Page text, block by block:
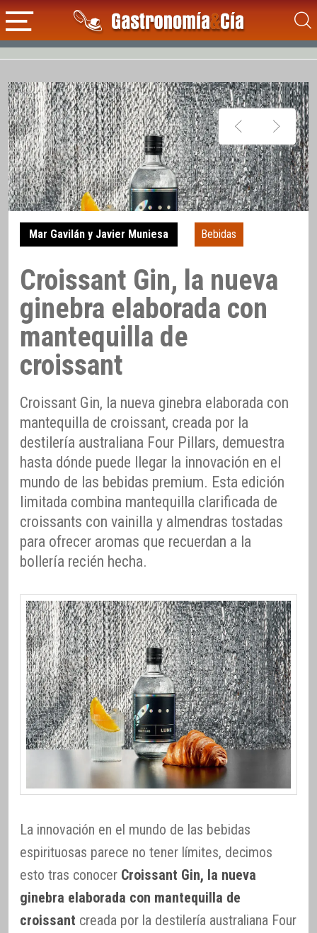
Mar Gavilán y Javier Muniesa Bebidas
Croissant Gin, la nueva
ginebra elaborada con
mantequilla de
croissant
Croissant Gin, la nueva ginebra elaborada con
mantequilla de croissant, creada por la
destilería australiana Four Pillars, demuestra
hasta dónde puede llegar la innovación en el
mundo de las bebidas premium. Esta edición
limitada combina mantequilla clarificada de
croissants con vainilla y almendras tostadas
para ofrecer aromas que recuerdan a la
bollería recién hecha.
La innovación en el mundo de las bebidas
espirituosas parece no tener límites, decimos
esto tras conocer Croissant Gin, la nueva
ginebra elaborada con mantequilla de
croissant creada por la destilería australiana Four